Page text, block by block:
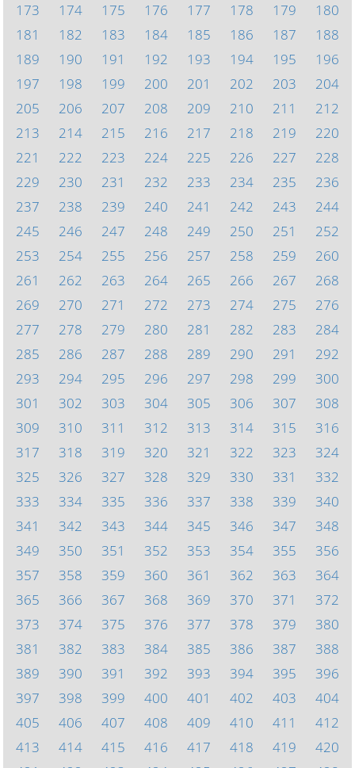
173
174 175 176 177 178 179
180
181
182 183 184 185 186 187
188
189
190 191 192 193 194 195
196
197
198 199 200 201 202 203
204
205
206 207 208 209 210 211
212
213
214 215 216 217 218 219
220
221
222 223 224 225 226 227
228
229
230 231 232 233 234 235
236
237
238 239 240 241 242 243
244
245
246 247 248 249 250 251
252
253
254 255 256 257 258 259
260
261
262 263 264 265 266 267
268
269
270 271 272 273 274 275
276
277
278 279 280 281 282 283
284
285
286 287 288 289 290 291
292
293
294 295 296 297 298 299
300
301
302 303 304 305 306 307
308
309
310 311 312 313 314 315
316
317
318 319 320 321 322 323
324
325
326 327 328 329 330 331
332
333
334 335 336 337 338 339
340
341
342 343 344 345 346 347
348
349
350 351 352 353 354 355
356
357
358 359 360 361 362 363
364
365
366 367 368 369 370 371
372
373
374 375 376 377 378 379
380
381
382 383 384 385 386 387
388
389
390 391 392 393 394 395
396
397
398 399 400 401 402 403
404
405
406 407 408 409 410 411
412
413
414 415 416 417 418 419
420